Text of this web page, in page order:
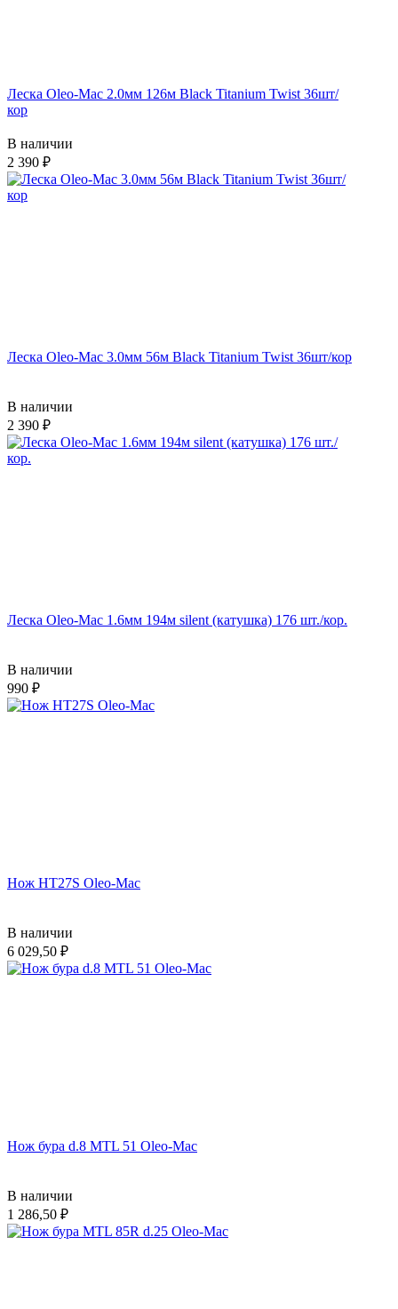
Леска Oleo-Mac 2.0мм 126м Black Titanium Twist 36шт/
кор
В наличии
2 390
Леска Oleo-Mac 3.0мм 56м Black Titanium Twist 36шт/кор
В наличии
2 390
Леска Oleo-Mac 1.6мм 194м silent (катушка) 176 шт./кор.
В наличии
990
Нож HT27S Oleo-Mac
В наличии
6 029,50
Нож бура d.8 MTL 51 Oleo-Mac
В наличии
1 286,50